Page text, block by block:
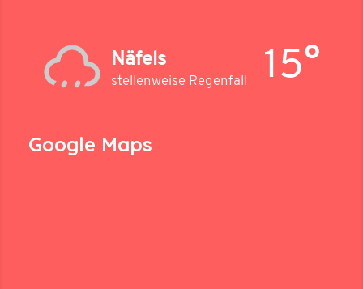
Näfels
stellenweise Regenfall 15°
Google Maps